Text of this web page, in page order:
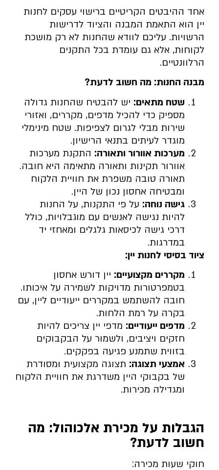
אחד ההיבטים הקריטיים ברישוי עסקים לחנות
יין הוא התאמת המבנה והציוד לדרישות
הרשויות. עליכם לוודא שהחנות לא רק מושכת
לקוחות, אלא גם עומדת בכל התקנים
הרלוונטיים.
מבנה החנות: מה חשוב לדעת?
שטח מתאים: יש להבטיח שהחנות גדולה
מספיק כדי להכיל מדפים, מקררים, ואזורי
שירות מבלי לגרום לצפיפות. שטח מינימלי
מוגדר לעיתים בתנאי הרישיון.
מערכות אוורור ותאורה: התקנת מערכות
אוורור תקינות ותאורה מתאימה היא חובה.
תאורה טובה משפרת את חוויית הלקוח
ומבטיחה אחסון נכון של היין.
גישה נוחה: על פי התקנות, על החנות
להיות נגישה לאנשים עם מוגבלויות, כולל
דרכי גישה לכיסאות גלגלים ומאחזי יד
במדרגות.
ציוד בסיסי לחנות יין:
מקררים מקצועיים: יין דורש אחסון
בטמפרטורות מדויקות לשמירה על איכותו.
חובה להשתמש במקררים ייעודיים ליין, עם
בקרה על רמת הלחות.
מדפים ייעודיים: מדפי יין צריכים להיות
חזקים ויציבים, ולשמור על הבקבוקים
בזווית שתמנע פגיעה בפקקים.
אמצעי תצוגה: תצוגה מקצועית ומסודרת
של בקבוקי היין משדרגת את חוויית הלקוח
ומגדילה מכירות.
הגבלות על מכירת אלכוהול: מה
חשוב לדעת?
חוקי שעות מכירה: